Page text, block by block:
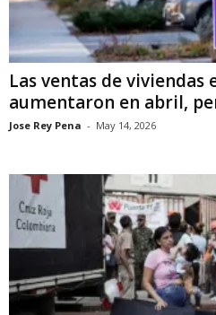
Las ventas de viviendas
aumentaron en abril,
Jose Rey Pena - May 14, 2026